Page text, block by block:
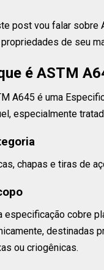
post vou falar sobre
de seu
é ASTM
A645 é uma
especialmente
chapas e tiras de
especificação cobre
destinadas
ou criogênicas.